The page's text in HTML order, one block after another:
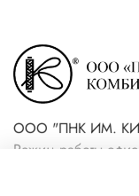
ООО "ПНК ИМ.
Режим работы